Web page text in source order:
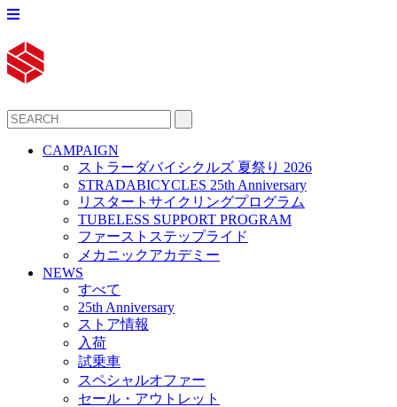
CAMPAIGN
ストラーダバイシクルズ 夏祭り 2026
STRADABICYCLES 25th Anniversary
リスタートサイクリングプログラム
TUBELESS SUPPORT PROGRAM
ファーストステップライド
メカニックアカデミー
NEWS
すべて
25th Anniversary
ストア情報
入荷
試乗車
スペシャルオファー
セール・アウトレット